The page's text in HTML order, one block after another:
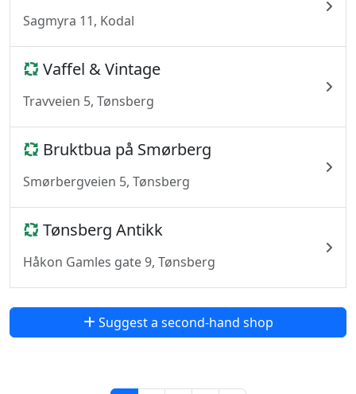
Sagmyra 11, Kodal
Vaffel & Vintage
Travveien 5, Tønsberg
Bruktbua på Smørberg
Smørbergveien 5, Tønsberg
Tønsberg Antikk
Håkon Gamles gate 9, Tønsberg
Suggest a second-hand shop